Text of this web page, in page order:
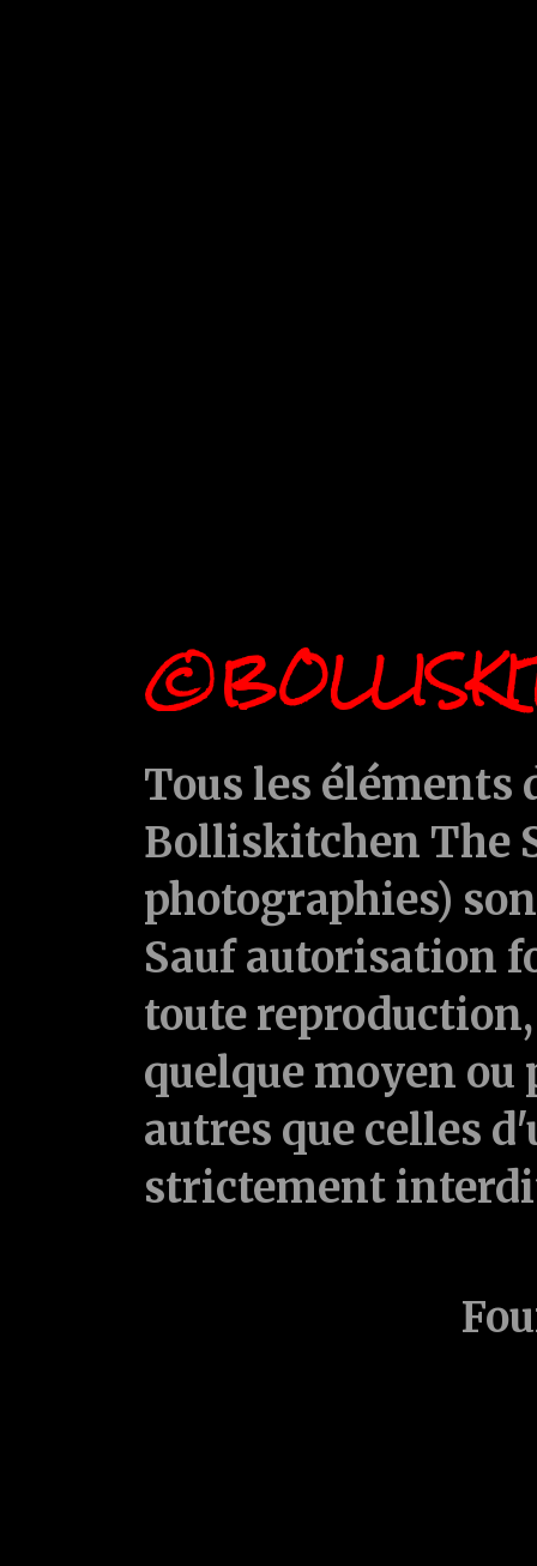
Tous les
Bolliskitchen The
photographies)
Sauf autorisation
toute
quelque moyen ou
autres que celles
strictement